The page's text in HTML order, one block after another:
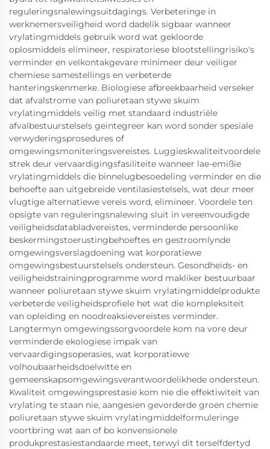
reguleringsnalewingsuitdagings. Verbeteringe in
werknemersveiligheid word dadelik sigbaar wanneer
vrylatingmiddels gebruik word wat gekloorde
oplosmiddels elimineer, respiratoriese blootstellingrisiko's
verminder en velkontakgevare minimeer deur veiliger
chemiese samestellings en verbeterde
hanteringskenmerke. Biologiese afbreekbaarheid verseker
dat afvalstrome van poliuretaan stywe skuim
vrylatingmiddels veilig met standaard industriële
afvalbestuurstelsels geïntegreer kan word sonder spesiale
verwyderingsprosedures of
omgewingsmoniteringsvereistes. Luggieskwaliteitvoordele
strek deur vervaardigingsfasiliteite wanneer lae-emißie
vrylatingmiddels die binnelugbesoedeling verminder en die
behoefte aan uitgebreide ventilasiestelsels, wat deur meer
vlugtige alternatiewe vereis word, elimineer. Voordele ten
opsigte van reguleringsnalewing sluit in vereenvoudigde
veiligheidsdatabladvereistes, verminderde persoonlike
beskermingstoerustingbehoeftes en gestroomlynde
omgewingsverslagdoening wat korporatiewe
omgewingsbestuurstelsels ondersteun. Gesondheids- en
veiligheidstrainingprogramme word makliker bestuurbaar
wanneer poliuretaan stywe skuim vrylatingmiddelprodukte
verbeterde veiligheidsprofiele het wat die kompleksiteit
van opleiding en noodreaksievereistes verminder.
Langtermyn omgewingssorgvoordele kom na vore deur
verminderde ekologiese impak van
vervaardigingsoperasies, wat korporatiewe
volhoubaarheidsdoelwitte en
gemeenskapsomgewingsverantwoordelikhede ondersteun.
Kwaliteit omgewingsprestasie kom nie die effektiwiteit van
vrylating te staan nie, aangesien gevorderde groen chemie
poliuretaan stywe skuim vrylatingmiddelformuleringe
voortbring wat aan of bo konvensionele
produkprestasiestandaarde meet, terwyl dit terselfdertyd